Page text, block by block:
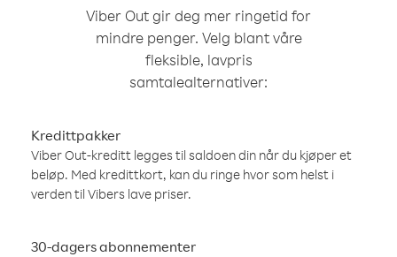
Viber Out gir deg mer ringetid for
mindre penger. Velg blant våre
fleksible, lavpris
samtalealternativer:
Kredittpakker
Viber Out-kreditt legges til saldoen din når du kjøper et
beløp. Med kredittkort, kan du ringe hvor som helst i
verden til Vibers lave priser.
30-dagers abonnementer